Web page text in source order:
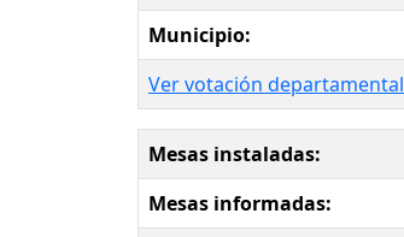
Municipio:
Ver votación departamental
Mesas instaladas:
Mesas informadas: